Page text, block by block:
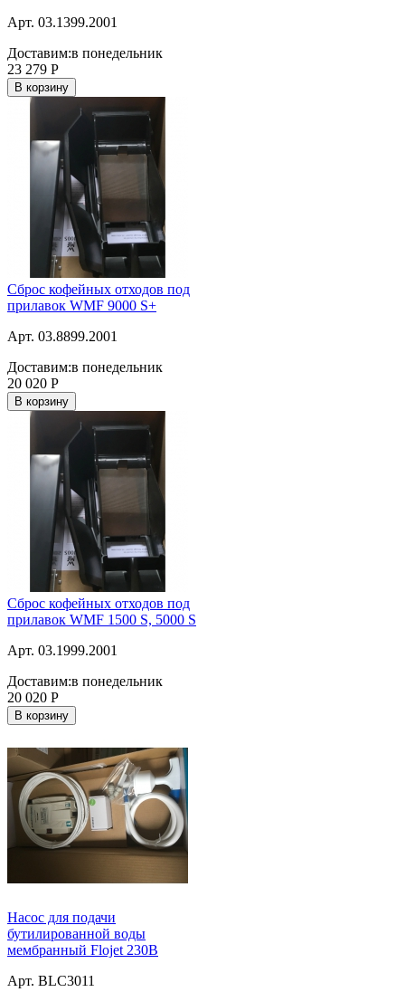
Арт. 03.1399.2001
Доставим:в понедельник
23 279 Р
В корзину
Сброс кофейных отходов под
прилавок WMF 9000 S+
Арт. 03.8899.2001
Доставим:в понедельник
20 020 Р
В корзину
Сброс кофейных отходов под
прилавок WMF 1500 S, 5000 S
Арт. 03.1999.2001
Доставим:в понедельник
20 020 Р
В корзину
Насос для подачи
бутилированной воды
мембранный Flojet 230В
Арт. BLC3011